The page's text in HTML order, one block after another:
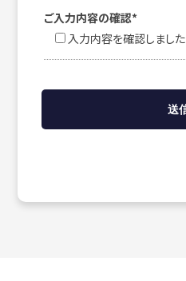
ご入力内容の確認*
入力内容を確認しました